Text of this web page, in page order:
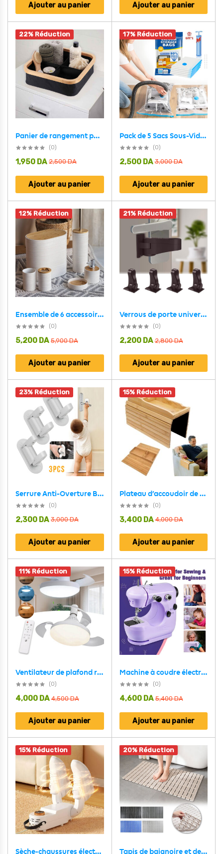
Ajouter au panier Ajouter au panier
22% Réduction
Panier de rangement pour salle de bain en feutre tissé 4 compartiments – سلة تنظيم الأغراض في الحمام
(0)
2,500DA
1,950 DA
Ajouter au panier
17% Réduction
Pack de 5 Sacs Sous-Vide refermables et réutilisables + Pompe Inclus – طقم أكياس ضغط الهواء
(0)
3,000DA
2,500 DA
Ajouter au panier
12% Réduction
Ensemble de 6 accessoires de salle de bain design ovales – طقم أدوات الحمام من 6 قطع
(0)
5,900DA
5,200 DA
Ajouter au panier
21% Réduction
Verrous de porte universels pour la sécurité des enfants 4pcs
(0)
2,800DA
2,200 DA
Ajouter au panier
23% Réduction
Serrure Anti-Overture Bloque-portes et Fenêtres pour Enfants 3Pcs
(0)
3,000DA
2,300 DA
Ajouter au panier
15% Réduction
Plateau d’accoudoir de canapé en bambou avec porte-gobelet pratique – صينية مسند ذراع الأريكة
(0)
4,000DA
3,400 DA
Ajouter au panier
11% Réduction
Ventilateur de plafond rétractable avec lumière réglable et télécommande
(0)
4,500DA
4,000 DA
Ajouter au panier
15% Réduction
Machine à coudre électrique portable et légère JYSM-301 – آلة خياطة
(0)
5,400DA
4,600 DA
Ajouter au panier
15% Réduction
Sèche-chaussures électrique avec minuterie et grille de séchage réglable V2 – مجفف أحذية محمول
20% Réduction
Tapis de baignoire et de douche antidérapant avec trou d’évacuation – بساط حمام مضاد للإنزلاق